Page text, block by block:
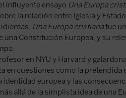
influyente ensayo Una Europa
la relación entre Iglesia y
Una Europa cristianafue
una Constitución Europea, y su
en NYU y Harvard y
en cuestiones como la pretendida
europea y las
allá de la simplista idea de una